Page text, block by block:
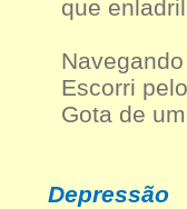
que
Navegando
Escorri pelo
Gota de um
Depressão